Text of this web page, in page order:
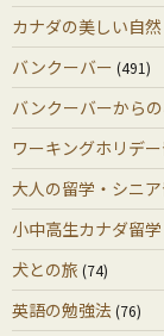
カナダの美しい自然
バンクーバー (491)
バンクーバーから
ワーキングホリデ
大人の留学・シニ
小中高生カナダ留学
犬との旅 (74)
英語の勉強法 (76)